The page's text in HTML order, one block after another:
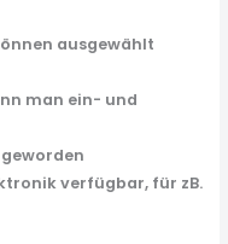
ausgewählt
man ein- und
verfügbar, für zB.